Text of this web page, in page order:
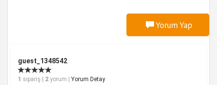
Yorum Yap
guest_1348542
1 sipariş | 2 yorum | Yorum Detay